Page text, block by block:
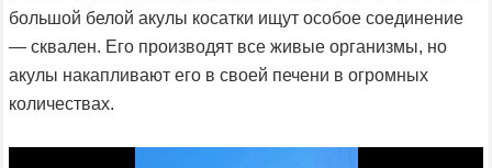
большой белой акулы косатки ищут особое соединение
— сквален. Его производят все живые организмы, но
акулы накапливают его в своей печени в огромных
количествах.